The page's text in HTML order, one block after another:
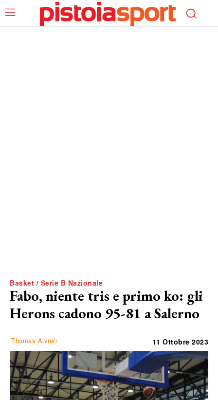
Basket / Serie B Nazionale
Fabo, niente tris e primo ko: gli
Herons cadono 95-81 a Salerno
Thomas Alvieri 11 Ottobre 2023